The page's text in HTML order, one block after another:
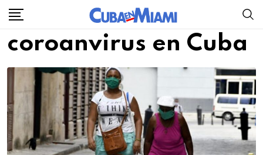
Skip
content
coroanvirus en Cuba